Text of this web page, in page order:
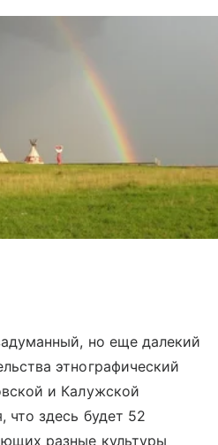
но еще далекий
этнографический
и Калужской
что здесь будет 52
разные культуры